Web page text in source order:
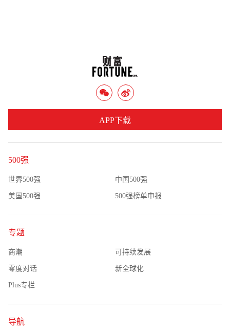
500强
世界500强 中国500强
美国500强 500强榜单申报
专题
商潮 可持续发展
零度对话 新全球化
Plus专栏
导航
APP下载